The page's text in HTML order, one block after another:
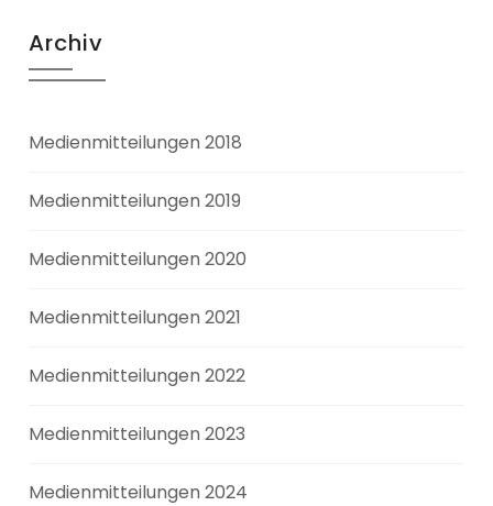
Archiv
Medienmitteilungen 2018
Medienmitteilungen 2019
Medienmitteilungen 2020
Medienmitteilungen 2021
Medienmitteilungen 2022
Medienmitteilungen 2023
Medienmitteilungen 2024